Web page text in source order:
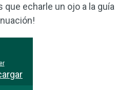
que echarle un ojo a la guía